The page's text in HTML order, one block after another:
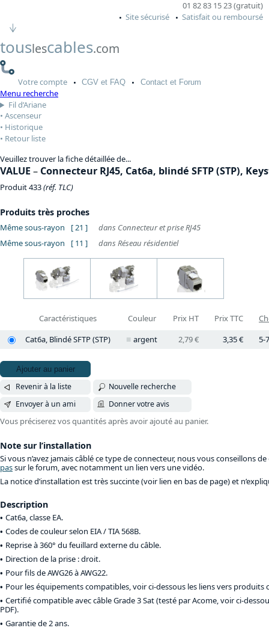
01 82 83 15 23 (gratuit)
Site sécurisé
Satisfait ou remboursé
touslescables.com
Votrecompte CGV et FAQ Contactet Forum
Menu recherche
Fil d’Ariane
Ascenseur
Historique
Retour liste
Veuillez trouver la fiche détaillée de...
VALUE– Connecteur RJ45, Cat6a, blindé SFTP (STP),
Produit 433(réf. TLC)
Produits très proches
Même sous-rayon [ 21 ]
dans Connecteur et prise RJ45
Même sous-rayon
[ 11 ] dans Réseau résidentiel
Caractéristiques Couleur Prix HT Prix TTC
Cat6a, Blindé SFTP (STP)
argent 2,79 € 3,35 € 5-
Ajouter au panier
Revenir à la liste
Nouvelle recherche
Envoyer à un ami
Donner votre avis
Vous préciserez vos quantités après avoir ajouté au panier.
Note sur l’installation
Si vous n’avez jamais câblé ce type de connecteur, nous vous conseillons
passur le forum, avec notamment un lien vers une vidéo.
La notice d’installation est très succinte (voir lien en bas de page) et
Description
Cat6a, classe EA.
Codes de couleur selon EIA / TIA 568B.
Reprise à 360° du feuillard externe du câble.
Direction de la prise : droit.
Pour fils de AWG26 à AWG22.
Pour les équipements compatibles, voir ci-dessous les liens vers produits
Certifié compatible avec câble Grade 3 Sat (testé par Acome, voir ci-
PDF).
Garantie de 2 ans.